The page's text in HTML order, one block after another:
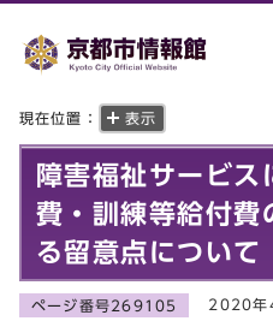
現在位置： 表示
障害福祉サービス
費・訓練等給付費
る留意点について
ページ番号269105 2020年